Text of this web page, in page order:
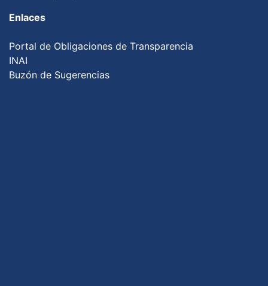
Enlaces
Portal de Obligaciones de Transparencia
INAI
Buzón de Sugerencias